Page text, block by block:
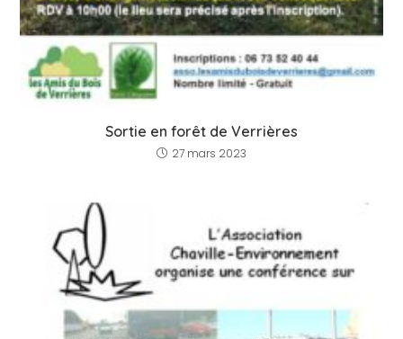
Sortie en forêt de Verrières
27 mars 2023